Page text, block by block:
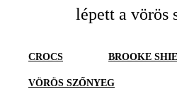
lépett a vörös
CROCS BROOKE
VÖRÖS SZŐNYEG